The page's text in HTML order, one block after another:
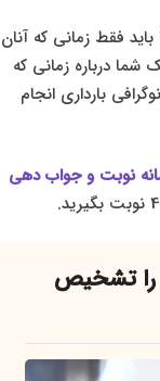
فقط زمانی که آنان
درباره زمانی که
بارداری انجام
نوبت و جواب دهی
را تشخیص